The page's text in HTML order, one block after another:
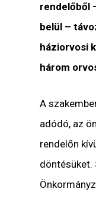
rendelőből
belül –
háziorvosi
három
A
adódó, az
rendelőn
döntésüket.